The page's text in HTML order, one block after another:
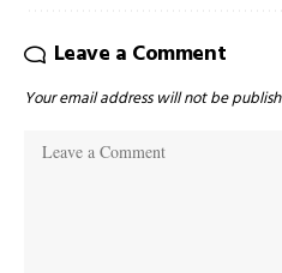
Leave a Comment
Your email address will not be